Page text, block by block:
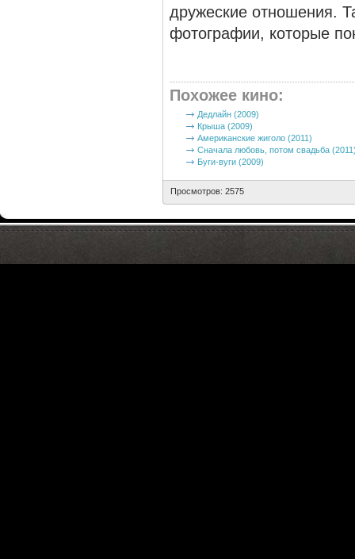
дружеские отношения.
фотографии, которые
Похожее кино:
Дедлайн (2009)
Крыша (2009)
Американские жиголо (2011)
Сначала любовь, потом свадьба
Буги-вуги (2009)
Просмотров: 2575